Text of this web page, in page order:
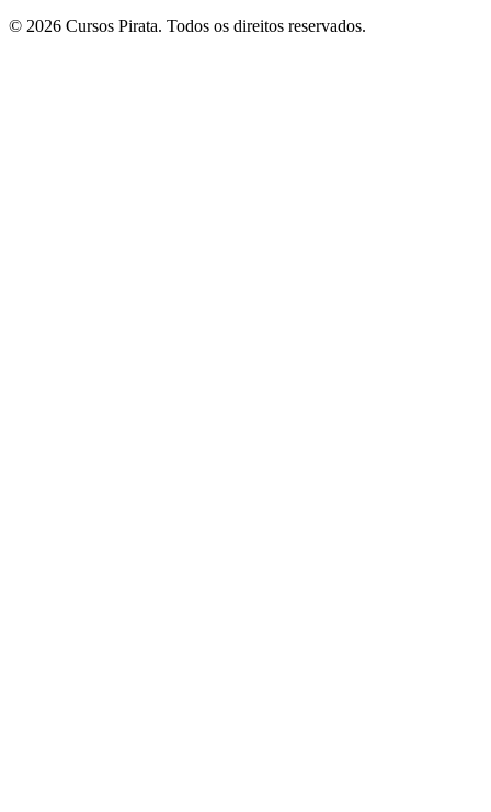
© 2026 Cursos Pirata. Todos os direitos reservados.